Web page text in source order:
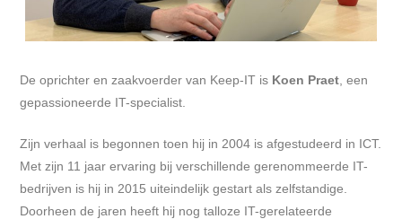
De oprichter en zaakvoerder van Keep-IT is Koen Praet , een
gepassioneerde IT-specialist.
Zijn verhaal is begonnen toen hij in 2004 is afgestudeerd in ICT.
Met zijn 11 jaar ervaring bij verschillende gerenommeerde IT-
bedrijven is hij in 2015 uiteindelijk gestart als zelfstandige.
Doorheen de jaren heeft hij nog talloze IT-gerelateerde